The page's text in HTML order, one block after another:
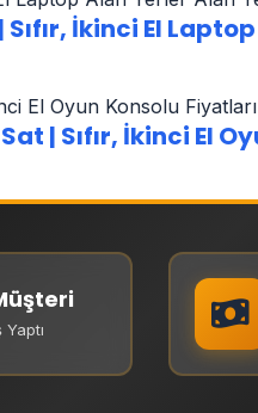
İkinci El
| Sıfır, İkinci El
Yaptı